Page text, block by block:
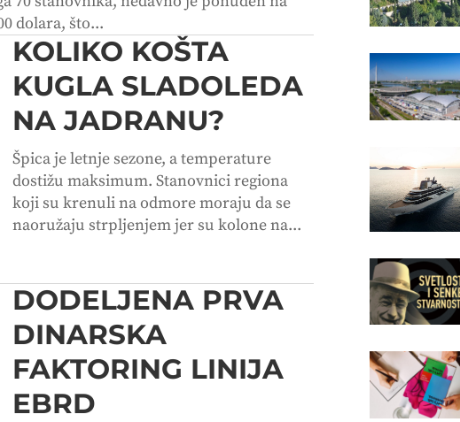
dolara, što...
KOLIKO KOŠTA
KUGLA SLADOLEDA
NA JADRANU?
Špica je letnje sezone, a temperature
dostižu maksimum. Stanovnici regiona
koji su krenuli na odmore moraju da se
naoružaju strpljenjem jer su kolone na...
DODELJENA PRVA
DINARSKA
FAKTORING LINIJA
EBRD